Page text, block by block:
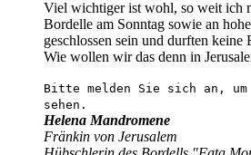
Viel wichtiger ist wohl, so weit ich
Bordelle am Sonntag sowie an
geschlossen sein und durften keine
Wie wollen wir das denn in
Bitte melden Sie sich an,
sehen.
Helena Mandromene
Fränkin von Jerusalem